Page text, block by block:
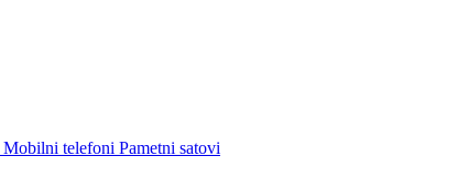
Mobilni telefoni Pametni satovi